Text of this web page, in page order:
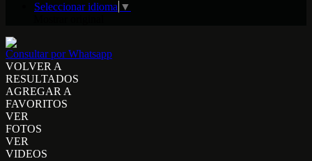
Seleccionar idioma ▼
Consultar por Whatsapp
VOLVER A
RESULTADOS
AGREGAR A
FAVORITOS
VER
FOTOS
VER
VIDEOS